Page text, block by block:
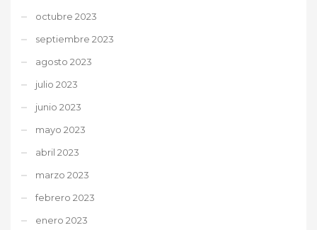
octubre 2023
septiembre 2023
agosto 2023
julio 2023
junio 2023
mayo 2023
abril 2023
marzo 2023
febrero 2023
enero 2023